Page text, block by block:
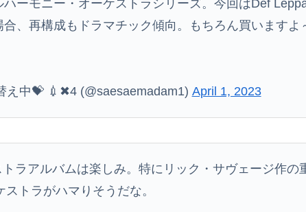
ーモニー・オーケストラシリーズ。今回はDef
、再構成もドラマチック傾向。もちろん買いますよ
中💝 💉✖4 (@saesaemadam1) April 1, 2023
ラアルバムは楽しみ。特にリック・サヴェージ作の
トラがハマりそうだな。